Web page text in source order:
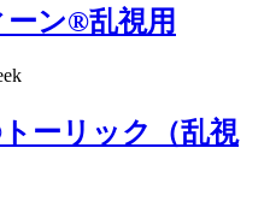
ーン®乱視用
ーリック（乱視